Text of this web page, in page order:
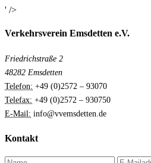
' />
Verkehrsverein Emsdetten e.V.
Friedrichstraße 2
48282 Emsdetten
Telefon: +49 (0)2572 – 93070
Telefax: +49 (0)2572 – 930750
E-Mail: info@vvemsdetten.de
Kontakt